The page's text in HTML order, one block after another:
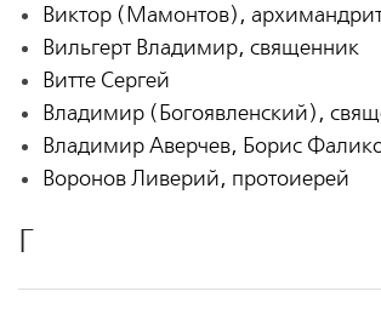
Виктор (Мамонтов),
Вильгерт Владимир, священник
Витте Сергей
Владимир (Богоявленский),
Владимир Аверчев, Борис
Воронов Ливерий, протоиерей
Г